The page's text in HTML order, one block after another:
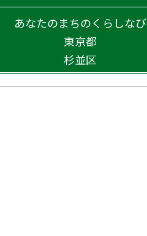
あなたのまちのくらしなび
東京都
杉並区